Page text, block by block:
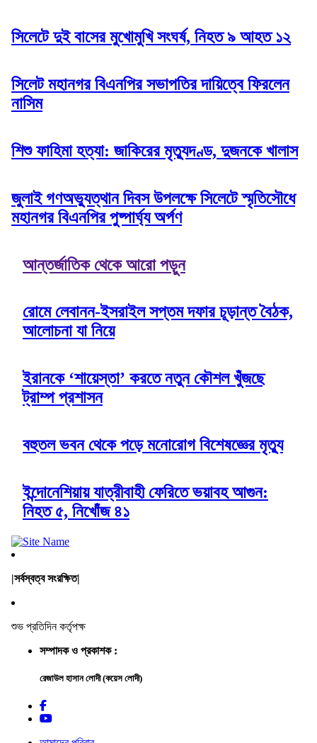
সিলেটে দুই বাসের মুখোমুখি সংঘর্ষ, নিহত ৯ আহত ১২
সিলেট মহানগর বিএনপির সভাপতির দায়িত্বে ফিরলেন
নাসিম
শিশু ফাহিমা হত্যা: জাকিরের মৃত্যুদণ্ড, দুজনকে খালাস
জুলাই গণঅভ্যুত্থান দিবস উপলক্ষে সিলেটে স্মৃতিসৌধে
মহানগর বিএনপির পুষ্পার্ঘ্য অর্পণ
আন্তর্জাতিক থেকে আরো পড়ুন
রোমে লেবানন-ইসরাইল সপ্তম দফার চূড়ান্ত বৈঠক,
আলোচনা যা নিয়ে
ইরানকে ‘শায়েস্তা’ করতে নতুন কৌশল খুঁজছে
ট্রাম্প প্রশাসন
বহুতল ভবন থেকে পড়ে মনোরোগ বিশেষজ্ঞের মৃত্যু
ইন্দোনেশিয়ায় যাত্রীবাহী ফেরিতে ভয়াবহ আগুন:
নিহত ৫, নিখোঁজ ৪১
|সর্বস্বত্ব সংরক্ষিত|
শুভ প্রতিদিন কর্তৃপক্ষ
সম্পাদক ও প্রকাশক :
রেজাউল হাসান লোদী (কয়েস লোদী)